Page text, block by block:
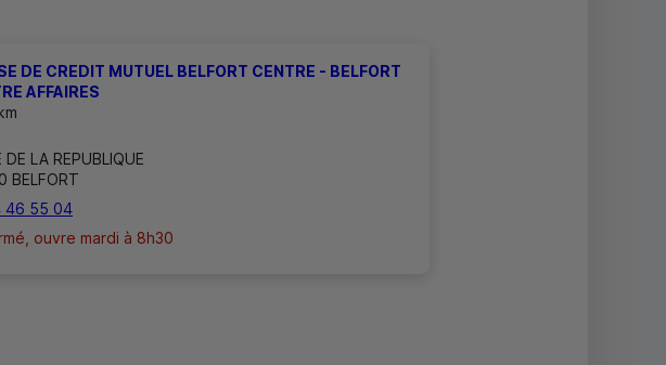
DE CREDIT MUTUEL BELFORT CENTRE - BELFORT
AFFAIRES
DE LA REPUBLIQUE
BELFORT
46 55 04
ouvre mardi à 8h30